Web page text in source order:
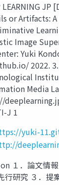
LEARNING JP
or Artifacts:
Image
Yuki
2022.
Media
J 1
yuki-
１．論文情
行研究 ３．提